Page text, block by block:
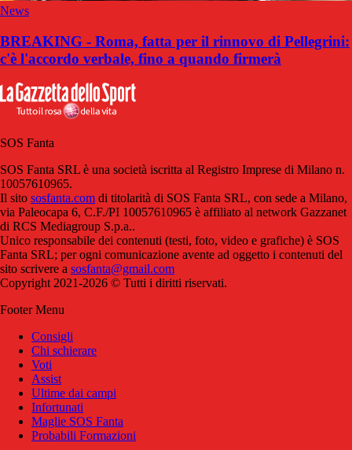
News
BREAKING - Roma, fatta per il rinnovo di Pellegrini:
c'è l'accordo verbale, fino a quando firmerà
SOS Fanta
SOS Fanta SRL è una società iscritta al Registro Imprese di Milano n.
10057610965.
Il sito sosfanta.com di titolarità di SOS Fanta SRL, con sede a Milano,
via Paleocapa 6, C.F./PI 10057610965 è affiliato al network Gazzanet
di RCS Mediagroup S.p.a..
Unico responsabile dei contenuti (testi, foto, video e grafiche) è SOS
Fanta SRL; per ogni comunicazione avente ad oggetto i contenuti del
sito scrivere a sosfanta@gmail.com
Copyright 2021-2026 © Tutti i diritti riservati.
Footer Menu
Consigli
Chi schierare
Voti
Assist
Ultime dai campi
Infortunati
Maglie SOS Fanta
Probabili Formazioni